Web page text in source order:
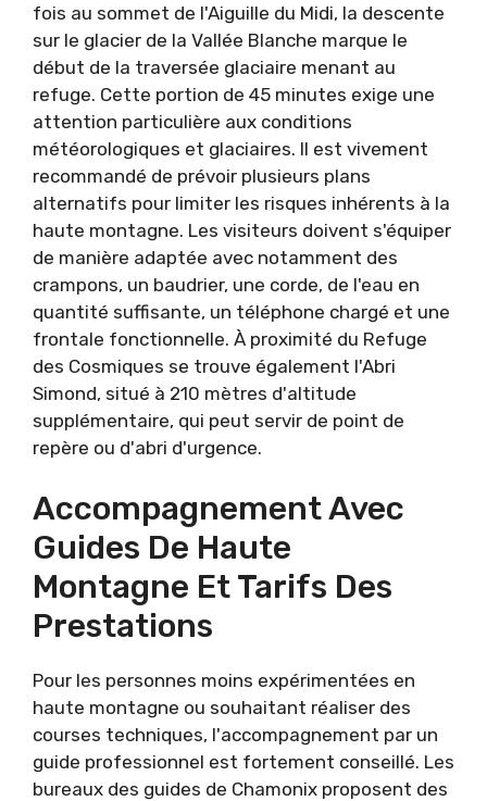
fois au sommet de l'Aiguille du Midi, la descente
sur le glacier de la Vallée Blanche marque le
début de la traversée glaciaire menant au
refuge. Cette portion de 45 minutes exige une
attention particulière aux conditions
météorologiques et glaciaires. Il est vivement
recommandé de prévoir plusieurs plans
alternatifs pour limiter les risques inhérents à la
haute montagne. Les visiteurs doivent s'équiper
de manière adaptée avec notamment des
crampons, un baudrier, une corde, de l'eau en
quantité suffisante, un téléphone chargé et une
frontale fonctionnelle. À proximité du Refuge
des Cosmiques se trouve également l'Abri
Simond, situé à 210 mètres d'altitude
supplémentaire, qui peut servir de point de
repère ou d'abri d'urgence.
Accompagnement Avec
Guides De Haute
Montagne Et Tarifs Des
Prestations
Pour les personnes moins expérimentées en
haute montagne ou souhaitant réaliser des
courses techniques, l'accompagnement par un
guide professionnel est fortement conseillé. Les
bureaux des guides de Chamonix proposent des